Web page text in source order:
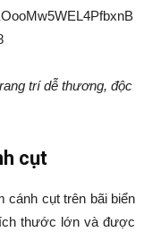
trí dễ thương, độc
cụt
cánh cụt trên bãi biển
thước lớn và được